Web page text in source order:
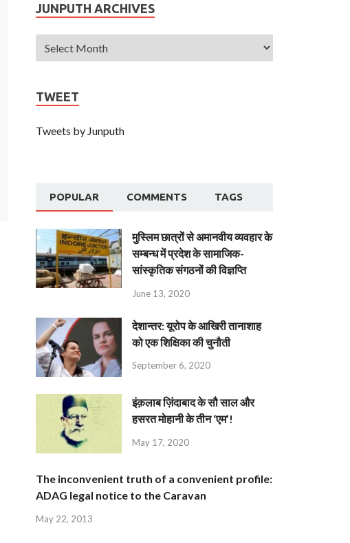
JUNPUTH ARCHIVES
TWEET
Tweets by Junputh
POPULAR COMMENTS TAGS
मुस्लिम छात्रों से अमानवीय व्यवहार के
सम्बन्ध में प्रदेश के सामाजिक-
सांस्कृतिक संगठनों की विज्ञप्ति
June 13, 2020
देशान्‍तर: यूरोप के आखिरी तानाशाह
को एक शिक्षिका की चुनौती
September 6, 2020
इंक़लाब ज़िंदाबाद के सौ साल और
हसरत मोहानी के तीन ‘एम’!
May 17, 2020
The inconvenient truth of a convenient profile:
ADAG legal notice to the Caravan
May 22, 2013